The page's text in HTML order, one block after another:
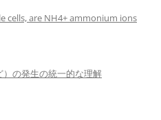
cells, are NH4+ ammonium ions
の発生の統一的な理解